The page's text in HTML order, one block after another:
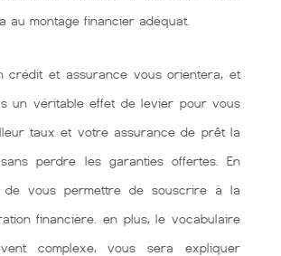
au montage financier adéquat.
crédit et assurance vous orientera, et
un véritable effet de levier pour vous
taux et votre assurance de prêt la
perdre les garanties offertes. En
de vous permettre de souscrire à la
financière. en plus, le vocabulaire
complexe, vous sera expliquer